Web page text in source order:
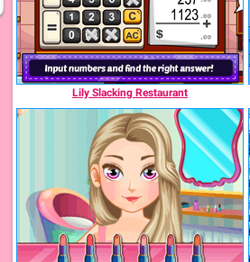
Lily Slacking Restaurant